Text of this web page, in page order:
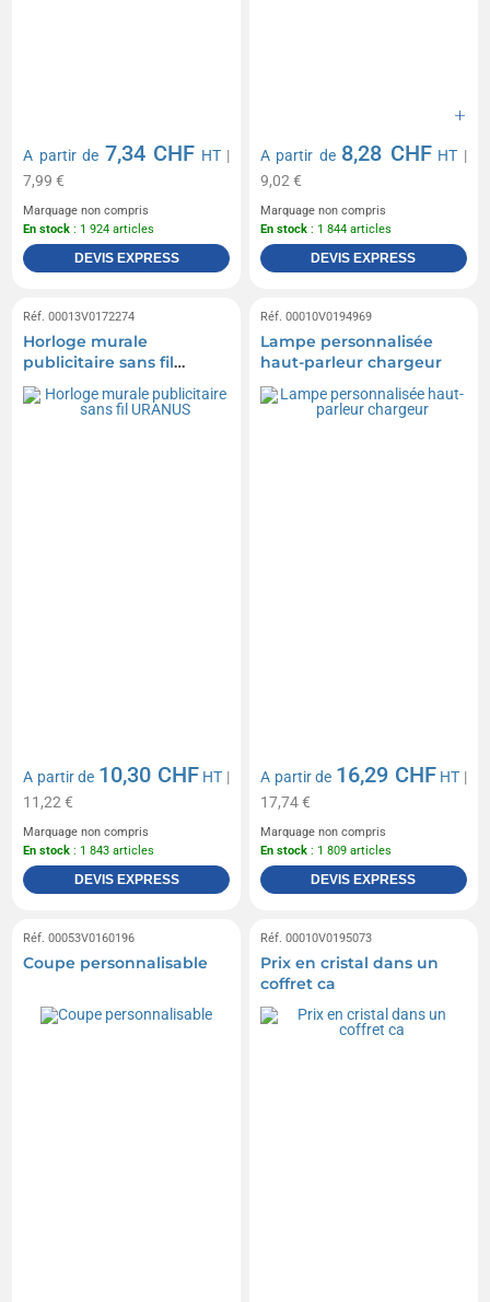
A partir de 7,34 CHF HT|
7,99 €
Marquage non compris
En stock : 1 924 articles
DEVIS EXPRESS
A partir de 8,28 CHF HT |
9,02 €
Marquage non compris
En stock : 1 844 articles
DEVIS EXPRESS
Réf. 00013V0172274
Horloge murale
publicitaire sans fil
URANUS
A partir de 10,30 CHF HT |
11,22 €
Marquage non compris
En stock : 1 843 articles
DEVIS EXPRESS
Réf. 00010V0194969
Lampe personnalisée
haut-parleur chargeur
A partir de 16,29 CHF HT |
17,74 €
Marquage non compris
En stock : 1 809 articles
DEVIS EXPRESS
Réf. 00053V0160196
Coupe personnalisable
Réf. 00010V0195073
Prix en cristal dans un
coffret ca